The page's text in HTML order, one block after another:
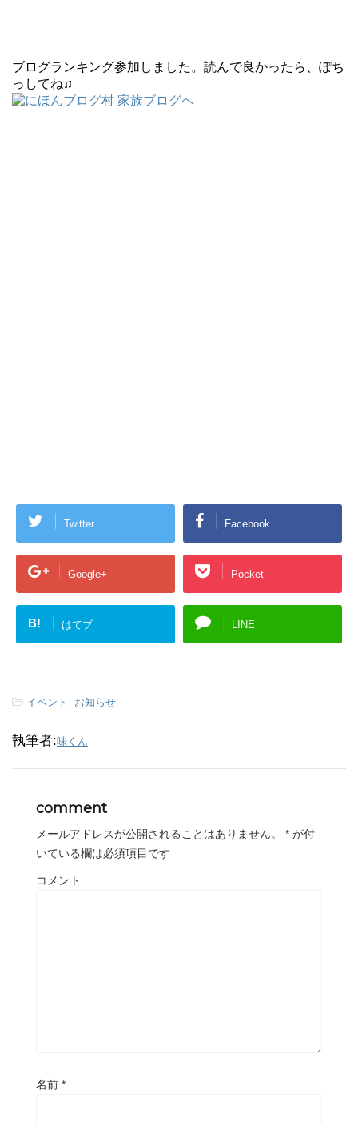
ブログランキング参加しました。読んで良かったら、ぽち
っしてね♫
Twitter Facebook
Google+ Pocket
B! はてブ LINE
-イベント , お知らせ
執筆者:味くん
comment
メールアドレスが公開されることはありません。 * が付
いている欄は必須項目です
コメント
名前 *